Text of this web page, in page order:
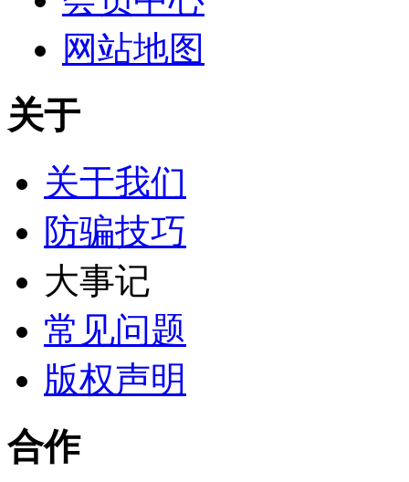
网站地图
关于
关于我们
防骗技巧
大事记
常见问题
版权声明
合作